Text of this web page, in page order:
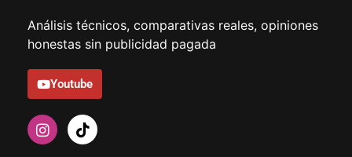
Análisis técnicos, comparativas reales, opiniones
honestas sin publicidad pagada
Youtube